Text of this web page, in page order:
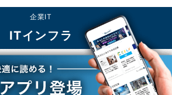
CLOSE
企業IT
ITインフラ
ンフラ
LANのNW環境を構築可能なアクセスポイント